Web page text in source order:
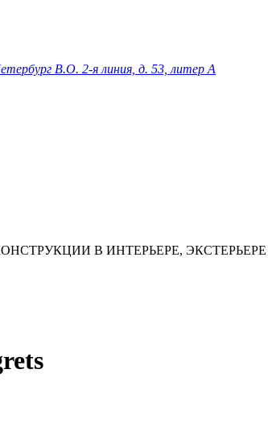
В.О. 2-я линия, д. 53, литер А
В ИНТЕРЬЕРЕ, ЭКСТЕРЬЕРЕ